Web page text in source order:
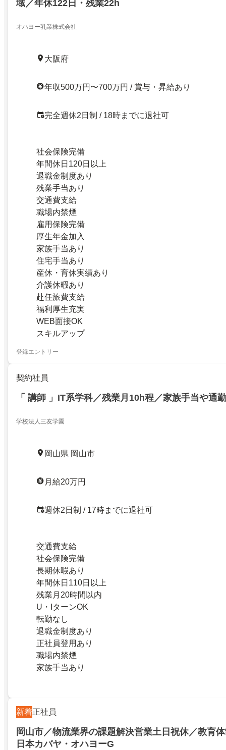
域／年休122日・残業22h
オハヨー乳業株式会社
大阪府
年収500万円〜700万円 / 賞与・昇給あり
完全週休2日制 / 18時までに退社可
社会保険完備
年間休日120日以上
退職金制度あり
残業手当あり
交通費支給
職場内禁煙
雇用保険完備
厚生年金加入
家族手当あり
住宅手当あり
産休・育休実績あり
介護休暇あり
赴任旅費支給
福利厚生充実
WEB面接OK
スキルアップ
登録エントリー
契約社員
「 講師 」IT系学科／残業月10h程／家族手当や通
学校法人三友学園
岡山県 岡山市
月給20万円
週休2日制 / 17時までに退社可
交通費支給
社会保険完備
長期休暇あり
年間休日110日以上
残業月20時間以内
U・IターンOK
転勤なし
退職金制度あり
正社員登用あり
職場内禁煙
家族手当あり
新着正社員
岡山市／物流業界の課題解決営業土日祝休／教育
日本カバヤ・オハヨーG